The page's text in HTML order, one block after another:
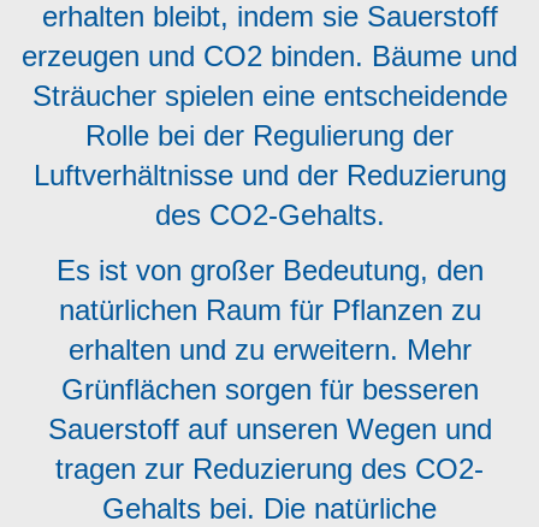
erhalten bleibt, indem sie Sauerstoff
erzeugen und CO2 binden. Bäume und
Sträucher spielen eine entscheidende
Rolle bei der Regulierung der
Luftverhältnisse und der Reduzierung
des CO2-Gehalts.
Es ist von großer Bedeutung, den
natürlichen Raum für Pflanzen zu
erhalten und zu erweitern. Mehr
Grünflächen sorgen für besseren
Sauerstoff auf unseren Wegen und
tragen zur Reduzierung des CO2-
Gehalts bei. Die natürliche